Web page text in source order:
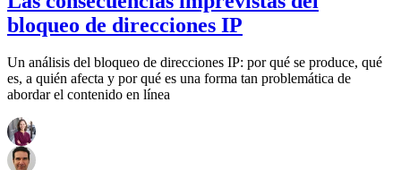
bloqueo de direcciones IP
Un análisis del bloqueo de direcciones IP: por qué se produce, qué
es, a quién afecta y por qué es una forma tan problemática de
abordar el contenido en línea